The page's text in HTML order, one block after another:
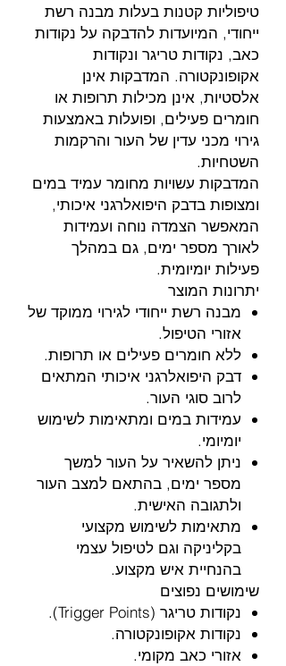
טיפוליות קטנות בעלות מבנה רשת
ייחודי, המיועדות להדבקה על נקודות
כאב, נקודות טריגר ונקודות
אקופונקטורה. המדבקות אינן
אלסטיות, אינן מכילות תרופות או
חומרים פעילים, ופועלות באמצעות
גירוי מכני עדין של העור והרקמות
השטחיות.
המדבקות עשויות מחומר עמיד במים
ומצופות בדבק היפואלרגני איכותי,
המאפשר הצמדה נוחה ועמידות
לאורך מספר ימים, גם במהלך
פעילות יומיומית.
יתרונות המוצר
מבנה רשת ייחודי לגירוי ממוקד של
אזורי הטיפול.
ללא חומרים פעילים או תרופות.
דבק היפואלרגני איכותי המתאים
לרוב סוגי העור.
עמידות במים ומתאימות לשימוש
יומיומי.
ניתן להשאיר על העור למשך
מספר ימים, בהתאם למצב העור
ולתגובה האישית.
מתאימות לשימוש מקצועי
בקליניקה וגם לטיפול עצמי
בהנחיית איש מקצוע.
שימושים נפוצים
נקודות טריגר (Trigger Points).
נקודות אקופונקטורה.
אזורי כאב מקומי.